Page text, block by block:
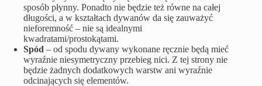
sposób płynny. Ponadto nie będzie też równe na całej
długości, a w kształtach dywanów da się zauważyć
nieforemność – nie są idealnymi
kwadratami/prostokątami.
Spód – od spodu dywany wykonane ręcznie będą mieć
wyraźnie niesymetryczny przebieg nici. Z tej strony nie
będzie żadnych dodatkowych warstw ani wyraźnie
odcinających się elementów.